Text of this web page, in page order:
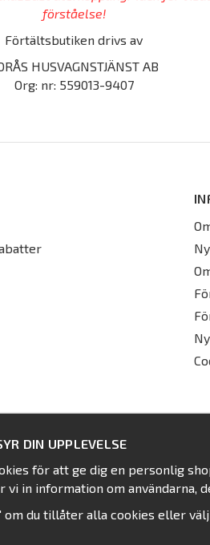
förståelse!
Förtältsbutiken drivs av
HUSVAGNSTJÄNST AB
Org: nr: 559013-9407
DIN UPPLEVELSE
för att ge dig en personlig
vi in information om användarna,
om du tillåter alla cookies eller